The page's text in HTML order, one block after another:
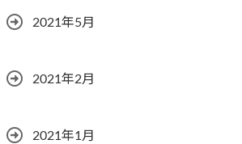
2021年5月
2021年2月
2021年1月